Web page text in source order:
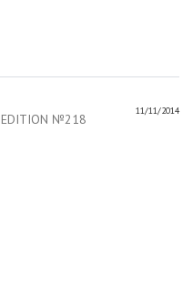
11/11/2014
EDITION №218